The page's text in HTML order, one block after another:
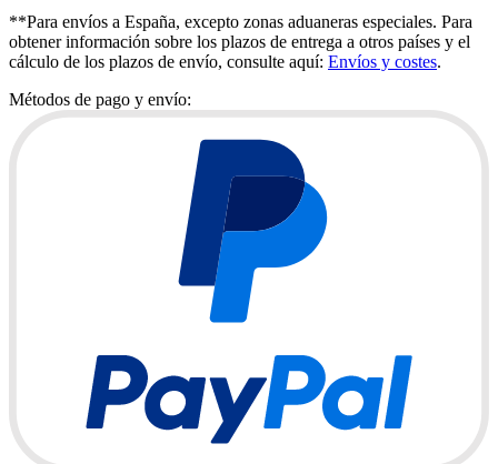
**Para envíos a España, excepto zonas aduaneras especiales. Para
obtener información sobre los plazos de entrega a otros países y el
cálculo de los plazos de envío, consulte aquí: Envíos y costes.
Métodos de pago y envío: